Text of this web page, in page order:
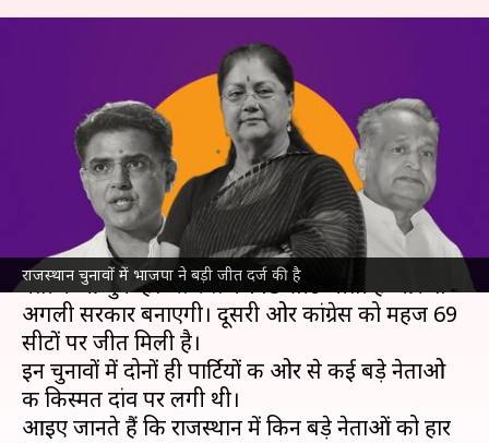
राजस्थान चुनावों में भाजपा ने बड़ी जीत दर्ज की है
राजस्थान: अशोक गहलोत से वसुंधरा
राजे और बाबा बालकनाथ तक, क्या
रहा बड़े चेहरों का हाल?
आबिद खान Dec 03, 2023 07:14 pm
क्या है खबर?
राजस्थानकी 199 सीटों पर हुए विधानसभा चुनाव के
नतीजे आ चुके हैं।भाजपाने 115 सीटें जीती हैं और वो
अगली सरकार बनाएगी। दूसरी ओर कांग्रेस को महज 69
सीटों पर जीत मिली है।
इन चुनावों में दोनों ही पार्टियों की ओर से कई बड़े नेताओ
की किस्मत दांव पर लगी थी।
आइए जानते हैं कि राजस्थान में किन बड़े नेताओं को हार